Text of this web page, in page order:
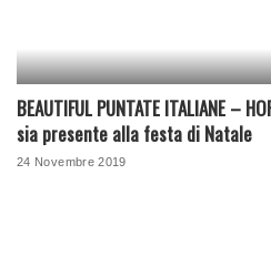
BEAUTIFUL PUNTATE ITALIANE –
sia presente alla festa di Natale
24 Novembre 2019